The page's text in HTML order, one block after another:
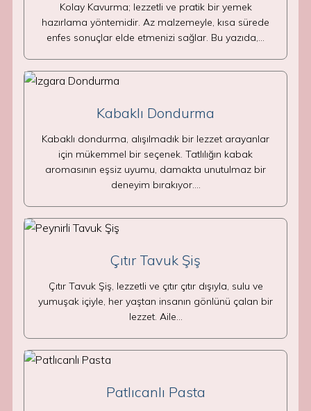
Kolay Kavurma; lezzetli ve pratik bir yemek
hazırlama yöntemidir. Az malzemeyle, kısa sürede
enfes sonuçlar elde etmenizi sağlar. Bu yazıda,…
Kabaklı Dondurma
Kabaklı dondurma, alışılmadık bir lezzet arayanlar
için mükemmel bir seçenek. Tatlılığın kabak
aromasının eşsiz uyumu, damakta unutulmaz bir
deneyim bırakıyor.…
Çıtır Tavuk Şiş
Çıtır Tavuk Şiş, lezzetli ve çıtır çıtır dışıyla, sulu ve
yumuşak içiyle, her yaştan insanın gönlünü çalan bir
lezzet. Aile…
Patlıcanlı Pasta